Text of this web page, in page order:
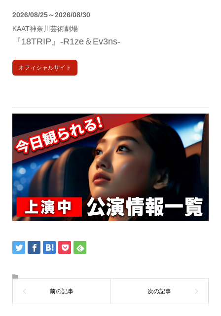
2026/08/25～2026/08/30
KAAT神奈川芸術劇場
『18TRIP』-R1ze＆Ev3ns-
オフィシャルサイト